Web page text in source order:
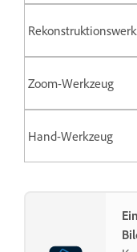
Zoom-Werkzeug
Hand-Werkzeug